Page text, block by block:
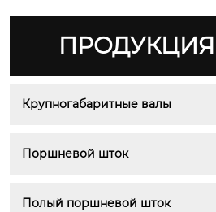
ПРОДУКЦИЯ
Крупногабаритные валы
Поршневой шток
Полый поршневой шток